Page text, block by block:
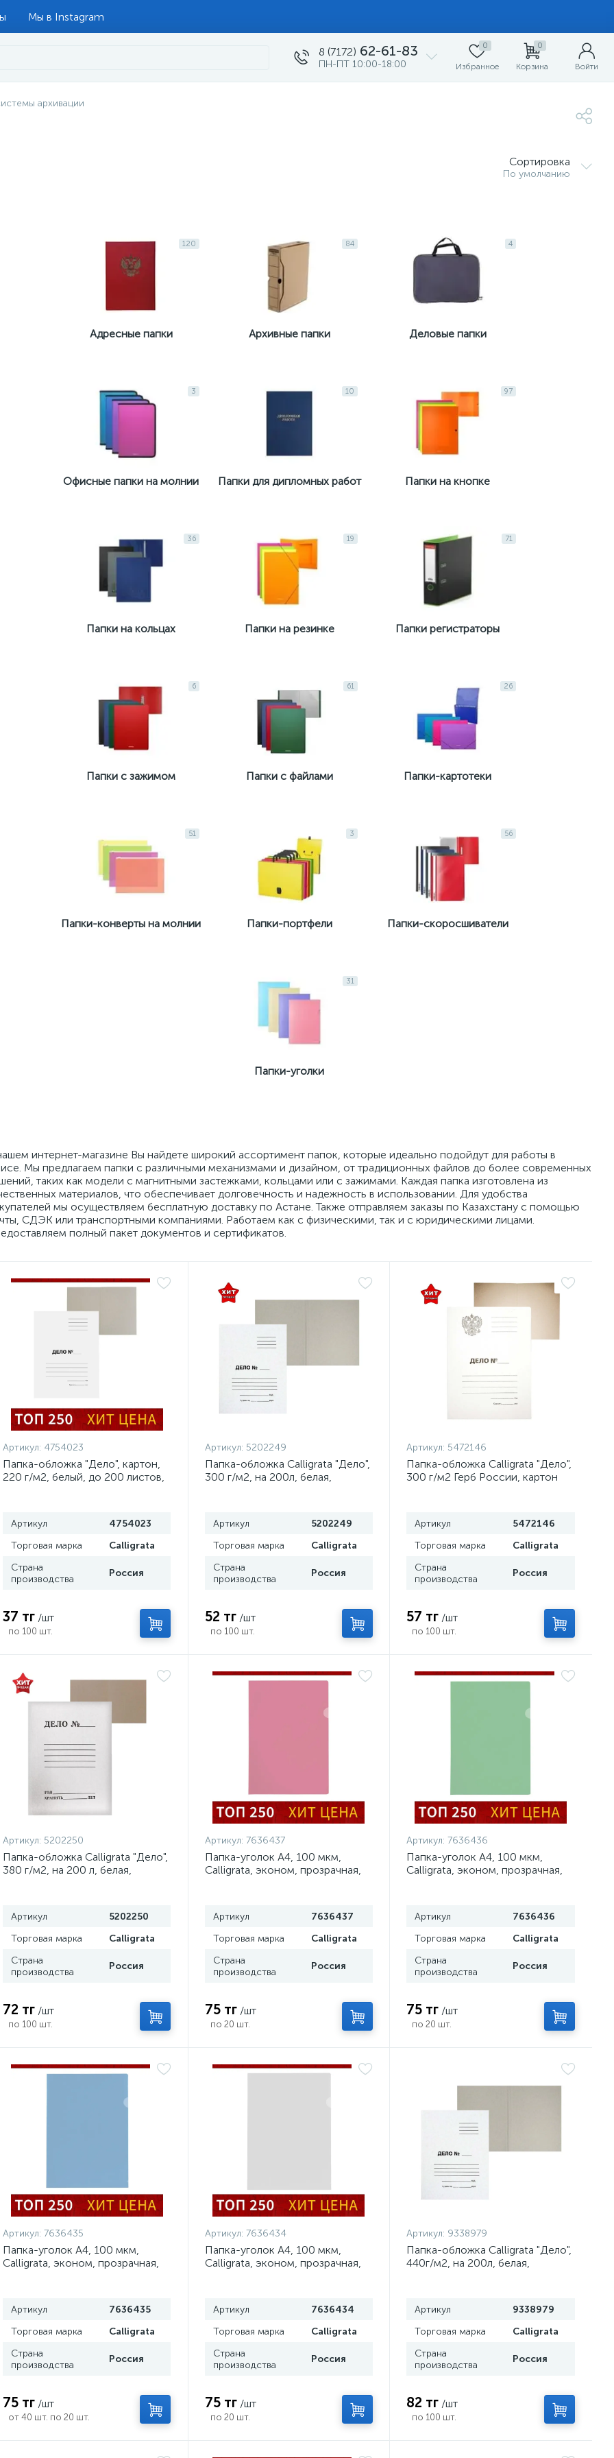
Мы в Instagram
8 (7172) 62-61-83
ПН-ПТ 10:00-18:00
0
Избранное
0
Корзина Войти
архивации
Сортировка
По умолчанию
120
Адресные папки
84
Архивные папки
4
Деловые папки
3
Офисные папки на молнии
10
Папки для дипломных работ
97
Папки на кнопке
36
Папки на кольцах
19
Папки на резинке
71
Папки регистраторы
6
Папки с зажимом
61
Папки с файлами
26
Папки-картотеки
51
Папки-конверты на молнии
3
Папки-портфели
56
Папки-скоросшиватели
31
Папки-уголки
интернет-магазине Вы найдете широкий ассортимент папок, которые идеально подойдут для работы в
Мы предлагаем папки с различными механизмами и дизайном, от традиционных файлов до более современных
таких как модели с магнитными застежками, кольцами или с зажимами. Каждая папка изготовлена из
материалов, что обеспечивает долговечность и надежность в использовании. Для удобства
мы осуществляем бесплатную доставку по Астане. Также отправляем заказы по Казахстану с помощью
СДЭК или транспортными компаниями. Работаем как с физическими, так и с юридическими лицами.
полный пакет документов и сертификатов.
Артикул: 4754023
Папка-обложка "Дело", картон,
220 г/м2, белый, до 200 листов,
Артикул
4754023
Торговая марка
Calligrata
Страна
производства
Россия
37 тг /шт
по 100 шт.
Артикул: 5202249
Папка-обложка Calligrata "Дело",
300 г/м2, на 200л, белая,
Артикул
5202249
Торговая марка
Calligrata
Страна
производства
Россия
52 тг /шт
по 100 шт.
Артикул: 5472146
Папка-обложка Calligrata "Дело",
300 г/м2 Герб России, картон
Артикул
5472146
Торговая марка
Calligrata
Страна
производства
Россия
57 тг /шт
по 100 шт.
Артикул: 5202250
Папка-обложка Calligrata "Дело",
380 г/м2, на 200 л, белая,
Артикул
5202250
Торговая марка
Calligrata
Страна
производства
Россия
72 тг /шт
по 100 шт.
Артикул: 7636437
Папка-уголок А4, 100 мкм,
Calligrata, эконом, прозрачная,
Артикул
7636437
Торговая марка
Calligrata
Страна
производства
Россия
75 тг /шт
по 20 шт.
Артикул: 7636436
Папка-уголок А4, 100 мкм,
Calligrata, эконом, прозрачная,
Артикул
7636436
Торговая марка
Calligrata
Страна
производства
Россия
75 тг /шт
по 20 шт.
Артикул: 7636435
Папка-уголок А4, 100 мкм,
Calligrata, эконом, прозрачная,
Артикул
7636435
Торговая марка
Calligrata
Страна
производства
Россия
75 тг /шт
от 40 шт. по 20 шт.
Артикул: 7636434
Папка-уголок А4, 100 мкм,
Calligrata, эконом, прозрачная,
Артикул
7636434
Торговая марка
Calligrata
Страна
производства
Россия
75 тг /шт
по 20 шт.
Артикул: 9338979
Папка-обложка Calligrata "Дело",
440г/м2, на 200л, белая,
Артикул
9338979
Торговая марка
Calligrata
Страна
производства
Россия
82 тг /шт
по 100 шт.